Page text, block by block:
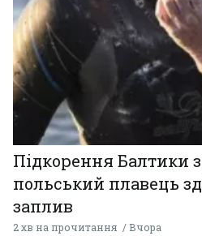
Підкорення Балтики
польський плавець
заплив
2 хв на прочитання Вчора